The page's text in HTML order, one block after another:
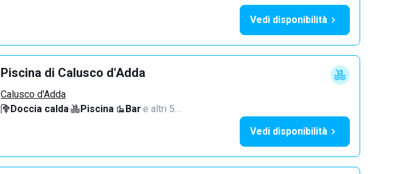
Vedi disponibilità
Piscina di Calusco d'Adda
Calusco d'Adda
Doccia calda· Piscina· Bar·e altri 5…
Vedi disponibilità